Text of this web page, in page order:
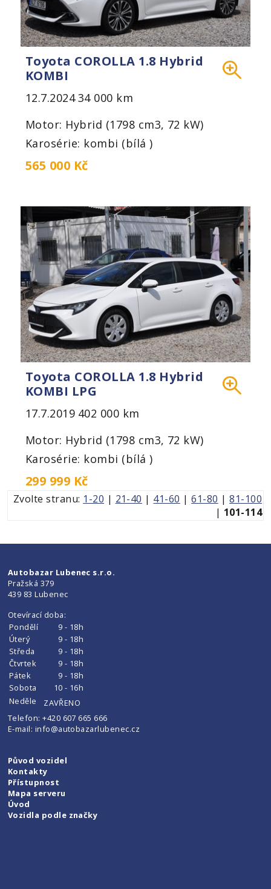
Toyota COROLLA 1.8 Hybrid
KOMBI
12.7.202434 000 km
Motor: Hybrid (1798 cm3, 72 kW)
Karosérie: kombi (bílá )
565 000 Kč
Toyota COROLLA 1.8 Hybrid
KOMBI LPG
17.7.2019 402 000 km
Motor: Hybrid (1798 cm3, 72 kW)
Karosérie: kombi (bílá )
299 999 Kč
Zvolte stranu: 1-20 | 21-40 | 41-60 |61-80 |81-100
| 101-114
Autobazar Lubenec s.r.o.
Pražská 379
439 83 Lubenec
Otevírací doba:
Pondělí
9 - 18h
Úterý
9 - 18h
Středa
9 - 18h
Čtvrtek
9 - 18h
Pátek
9 - 18h
Sobota
10 - 16h
Neděle
ZAVŘENO
Telefon:+420 607 665 666
E-mail: info@autobazarlubenec.cz
Původ vozidel
Kontakty
Přístupnost
Mapa serveru
Úvod
Vozidla podle značky